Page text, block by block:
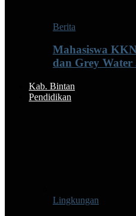
Berita
Mahasiswa
dan Grey Water
Kab. Bintan
Pendidikan
Lingkungan